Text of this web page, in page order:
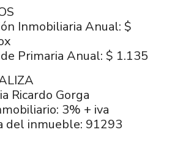
Inmobiliaria Anual: $
Primaria Anual: $ 1.135
Ricardo Gorga
3% + iva
del inmueble: 91293